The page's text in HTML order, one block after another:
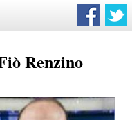
Renzino